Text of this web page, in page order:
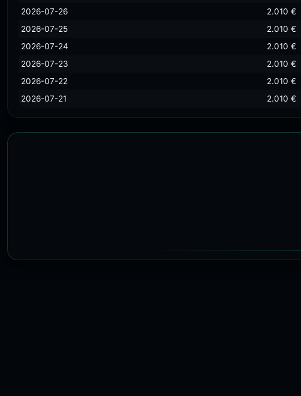
2026-07-26
2.010 €
2026-07-25
2.010 €
2026-07-24
2.010 €
2026-07-23
2.010 €
2026-07-22
2.010 €
2026-07-21
2.010 €